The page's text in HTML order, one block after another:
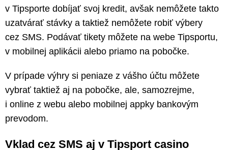
v Tipsporte dobíjať svoj kredit, avšak nemôžete takto
uzatvárať stávky a taktiež nemôžete robiť výbery
cez SMS. Podávať tikety môžete na webe Tipsportu,
v mobilnej aplikácii alebo priamo na pobočke.
V prípade výhry si peniaze z vášho účtu môžete
vybrať taktiež aj na pobočke, ale, samozrejme,
i online z webu alebo mobilnej appky bankovým
prevodom.
Vklad cez SMS aj v Tipsport casino